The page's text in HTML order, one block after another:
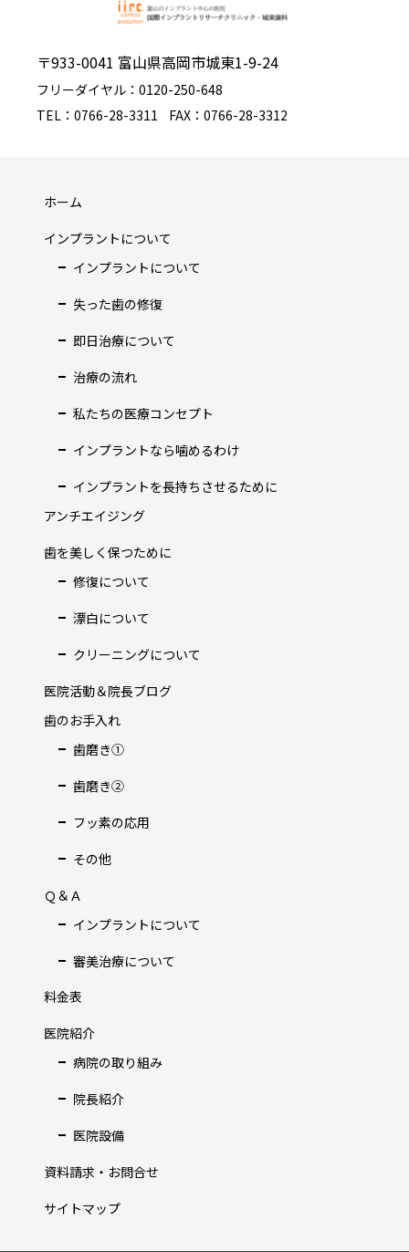
〒933-0041 富山県高岡市城東1-9-24
フリーダイヤル：0120-250-648
TEL：0766-28-3311
FAX：0766-28-3312
ホーム
インプラントについて
インプラントについて
失った歯の修復
即日治療について
治療の流れ
私たちの医療コンセプト
インプラントなら噛めるわけ
インプラントを長持ちさせるために
アンチエイジング
歯を美しく保つために
修復について
漂白について
クリーニングについて
医院活動＆院長ブログ
歯のお手入れ
歯磨き①
歯磨き②
フッ素の応用
その他
Ｑ＆Ａ
インプラントについて
審美治療について
料金表
医院紹介
病院の取り組み
院長紹介
医院設備
資料請求・お問合せ
サイトマップ